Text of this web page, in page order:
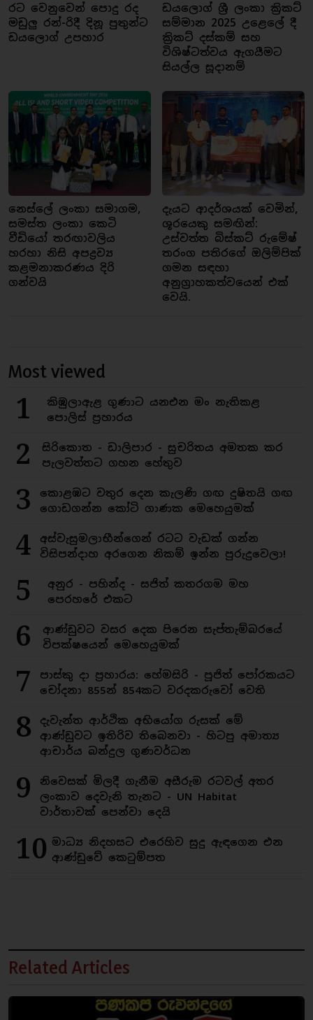
රට වෙනුවෙන් පොදු රද
මඩුලු රන්-රිදී දිනූ පුතුන්ට
ඩයලොග් උපහාර
ඩයලොග් ශ්‍රී ලංකා ක්‍රිකට්
සම්මාන 2025 උළෙලේ දී
ක්‍රිකට් දස්කම් සහ
විශිෂ්ටත්වය ඇගයීමට
සියල්ල සූදානම්
නෙස්ලේ ලංකා සමාගම,
සමස්ත ලංකා කෙටි
වීඩියෝ තරඟාවලිය
හරහා නිසි අපද්‍රව්‍ය
කළමනාකරණය දිරි
ගන්වයි
දැයට ආදර්ශයක් වෙමින්,
ශූරයෙකු සමඟින්:
උස්වත්ත බිස්කට් රුමේෂ්
තරංග පතිරගේ ඔලිම්පික්
ගමන සඳහා
අනුග්‍රාහකත්වයෙන් එක්
වෙයි.
Most viewed
1
කිඹුලාඇළ ගුණාට යනඑන මං නැතිකළ
පොලිස් ප්‍රහාරය
2
සිරිකොත - ඩාලිපාර - සුචරිතය අමතක කර
පැලවත්තට ගහන හේතුව
3
කොළඹට වතුර දෙන කැලණි ගඟ දුෂිතයි ගඟ
ගොඩගන්න කෝටි ගාණක මෙහෙයුමක්
4
අස්වැසුමලාභීන්ගෙන් රටට වැඩක් ගන්න
විසිපන්දාහ අරගෙන නිකම් ඉන්න පුරුදුවෙලා!
5
අනුර - පහින්ද - සජිත් කතරගම මහ
පෙරහරේ එකට
6
ආණ්ඩුවට වසර දෙක පිරෙන සැප්තැම්බරයේ
විපක්ෂයෙන් මෙහෙයුමක්
7
පාස්කු දා ප්‍රහාරය: හේමසිරි - පූජිත් පෝරකයට
චෝදනා 855න් 854කට වරදකරුවෝ වෙති
8
දැවැන්ත ආර්ථික අභියෝග රුසක් මේ
ආණ්ඩුවට ඉතිරිව තිබෙනවා - හිටපු අමාත්‍ය
ආචාර්ය බන්දුල ගුණවර්ධන
9
නිවෙසක් මිලදී ගැනීම අසීරුම රටවල් අතර
ලංකාව දෙවැනි තැනට - UN Habitat
වාර්තාවක් පෙන්වා දෙයි
10 මාධ්‍ය නිදහසට එරෙහිව සුදු ඇඳගෙන එන
ආණ්ඩුවේ කෙටුම්පත
Related Articles